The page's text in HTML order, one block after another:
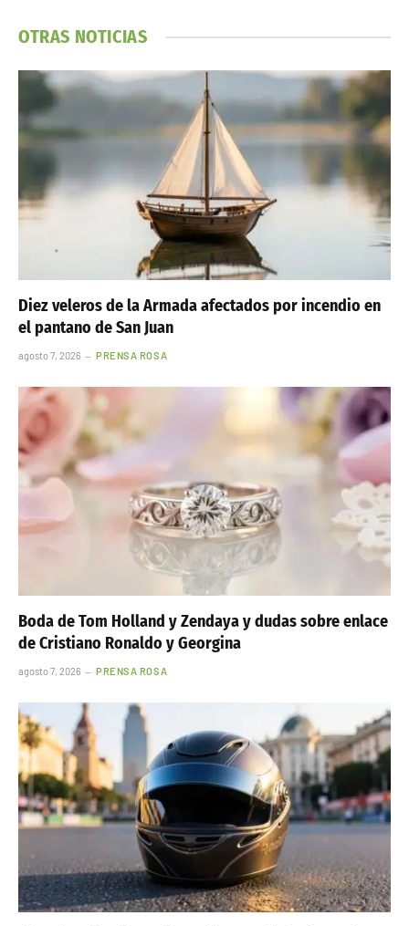
OTRAS NOTICIAS
Diez veleros de la Armada afectados por incendio en
el pantano de San Juan
agosto 7, 2026 PRENSA ROSA
Boda de Tom Holland y Zendaya y dudas sobre enlace
de Cristiano Ronaldo y Georgina
agosto 7, 2026 PRENSA ROSA